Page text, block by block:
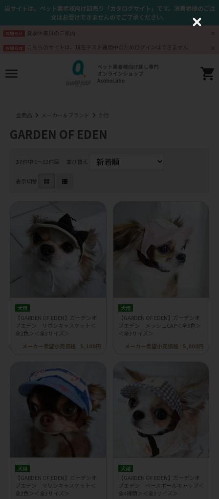
当サイトは、ペット業者様向け卸売り「カタログサイト」です。消費者様のご注
文はお受けできませんのでご了承ください。
お知らせ 夏季休業日のご案内
お知らせ こちらのサイトは、現在テスト運用中のためログインはできません
全商品 メーカー＆ブランド か行
GARDEN OF EDEN
37件中 1〜32件目 並び替え
表示切替
犬用
【GARDEN OF EDEN】ガーデンオ
ブエデン リボンキャスケット＜
全2色＞＜全3サイズ＞
メーカー希望小売価格
5,100円
犬用
【GARDEN OF EDEN】ガーデンオ
ブエデン メッシュCAP＜全3色＞
＜全3サイズ＞
メーカー希望小売価格
5,000円
犬用
【GARDEN OF EDEN】ガーデンオ
ブエデン マリンキャスケット＜
全2色＞＜全3サイズ＞
犬用
【GARDEN OF EDEN】ガーデンオ
ブエデン ベースボールキャップ＜
全4種類＞＜全3サイズ＞
C